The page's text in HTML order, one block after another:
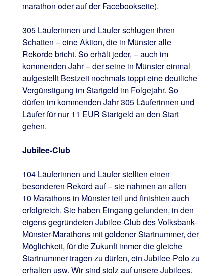
marathon oder auf der Facebookseite).
305 Läuferinnen und Läufer schlugen ihren
Schatten – eine Aktion, die in Münster alle
Rekorde bricht. So erhält jeder, – auch im
kommenden Jahr – der seine in Münster einmal
aufgestellt Bestzeit nochmals toppt eine deutliche
Vergünstigung im Startgeld im Folgejahr. So
dürfen im kommenden Jahr 305 Läuferinnen und
Läufer für nur 11 EUR Startgeld an den Start
gehen.
Jubilee-Club
104 Läuferinnen und Läufer stellten einen
besonderen Rekord auf – sie nahmen an allen
10 Marathons in Münster teil und finishten auch
erfolgreich. Sie haben Eingang gefunden, in den
eigens gegründeten Jubilee-Club des Volksbank-
Münster-Marathons mit goldener Startnummer, der
Möglichkeit, für die Zukunft immer die gleiche
Startnummer tragen zu dürfen, ein Jubilee-Polo zu
erhalten usw. Wir sind stolz auf unsere Jubilees.